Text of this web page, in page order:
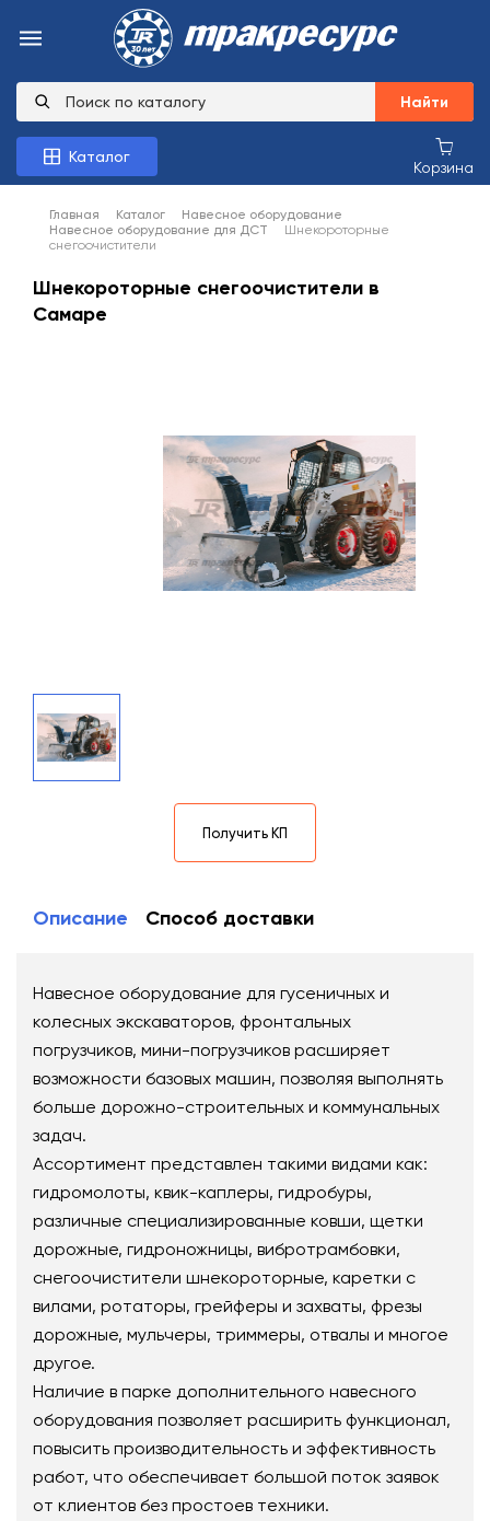
Найти
Каталог
Корзина
Главная Каталог
Навесное оборудование
Навесное оборудование для ДСТ
Шнекороторные
снегоочистители
Шнекороторные снегоочистители в
Самаре
Получить КП
Описание Способ доставки
Навесное оборудование для гусеничных и
колесных экскаваторов, фронтальных
погрузчиков, мини-погрузчиков расширяет
возможности базовых машин, позволяя выполнять
больше дорожно-строительных и коммунальных
задач.
Ассортимент представлен такими видами как:
гидромолоты, квик-каплеры, гидробуры,
различные специализированные ковши, щетки
дорожные, гидроножницы, вибротрамбовки,
снегоочистители шнекороторные, каретки с
вилами, ротаторы, грейферы и захваты, фрезы
дорожные, мульчеры, триммеры, отвалы и многое
другое.
Наличие в парке дополнительного навесного
оборудования позволяет расширить функционал,
повысить производительность и эффективность
работ, что обеспечивает большой поток заявок
от клиентов без простоев техники.